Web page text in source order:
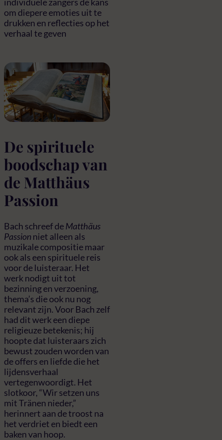
om diepere emoties uit te
drukken en reflecties op het
verhaal te geven
De spirituele
boodschap van
de Matthäus
Passion
Bach schreef deMatthäus
Passionniet alleen als
muzikale compositie maar
ook als een spirituele reis
voor de luisteraar. Het
werk nodigt uit tot
bezinning en verzoening,
thema’s die ook nu nog
relevant zijn. Voor Bach zelf
had dit werk een diepe
religieuze betekenis; hij
hoopte dat luisteraars zich
bewust zouden worden van
de offers en liefde die het
lijdensverhaal
vertegenwoordigt. Het
slotkoor, “Wir setzen uns
mit Tränen nieder,”
herinnert aan de troost na
het verdriet en biedt een
baken van hoop.